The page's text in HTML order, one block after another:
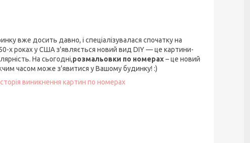
вже досить давно, і спеціалізувалася спочатку на
х роках у США з'являється новий вид DIY — це картини-
На сьогодні,розмальовки по номерах– це новий
часом може з'явитися у Вашому будинку! :)
виникнення картин по номерах